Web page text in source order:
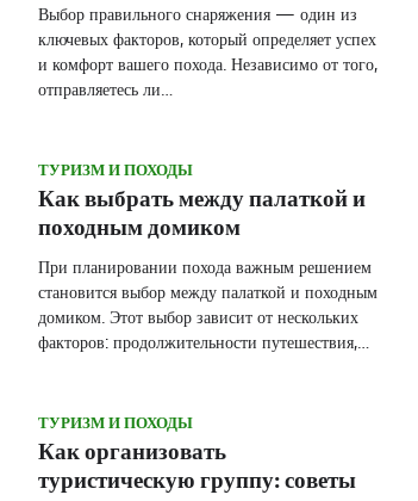
Выбор правильного снаряжения — один из
ключевых факторов, который определяет успех
и комфорт вашего похода. Независимо от того,
отправляетесь ли…
ТУРИЗМ И ПОХОДЫ
Как выбрать между палаткой и
походным домиком
При планировании похода важным решением
становится выбор между палаткой и походным
домиком. Этот выбор зависит от нескольких
факторов: продолжительности путешествия,…
ТУРИЗМ И ПОХОДЫ
Как организовать
туристическую группу: советы